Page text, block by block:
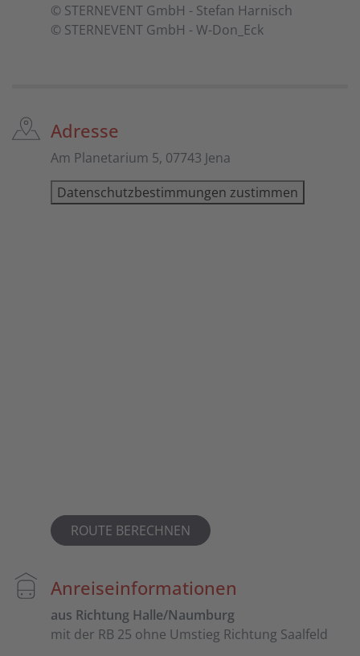
© STERNEVENT GmbH - Stefan Harnisch
© STERNEVENT GmbH - W-Don_Eck
Adresse
Am Planetarium 5, 07743 Jena
Datenschutzbestimmungen zustimmen
ROUTE BERECHNEN
Anreiseinformationen
aus Richtung Halle/Naumburg
mit der RB 25 ohne Umstieg Richtung Saalfeld